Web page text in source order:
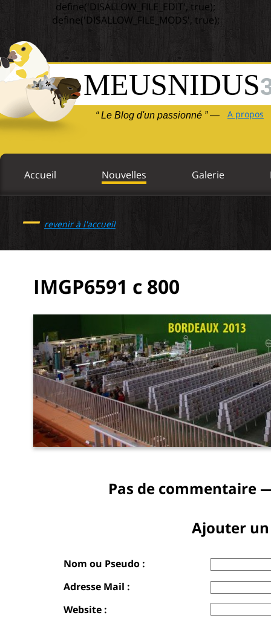
define('DISALLOW_FILE_EDIT', true);
define('DISALLOW_FILE_MODS', true);
MEUSNIDUS
“ Le Blog d'un passionné ” — A propos
Accueil Nouvelles Galerie
— revenir à l'accueil
IMGP6591 c 800
Pas de commentaire
Ajouter
Nom ou Pseudo :
Adresse Mail :
Website :